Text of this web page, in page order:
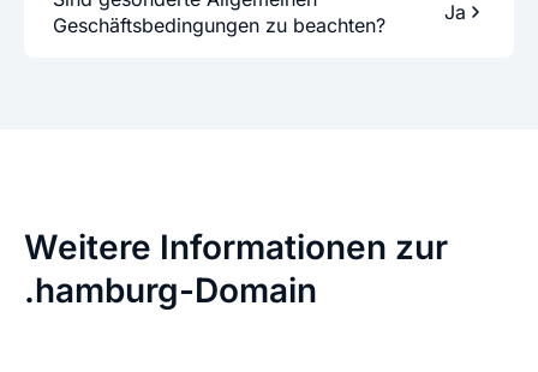
Geschäftsbedingungen zu beachten?
Ja
Weitere Informationen zur
.hamburg-Domain